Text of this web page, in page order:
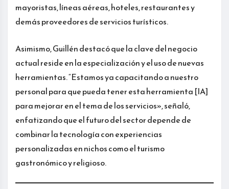
mayoristas, líneas aéreas, hoteles, restaurantes y
demás proveedores de servicios turísticos.
Asimismo, Guillén destacó que la clave del negocio
actual reside en la especialización y el uso de nuevas
herramientas. “Estamos ya capacitando a nuestro
personal para que pueda tener esta herramienta [IA]
para mejorar en el tema de los servicios», señaló,
enfatizando que el futuro del sector depende de
combinar la tecnología con experiencias
personalizadas en nichos como el turismo
gastronómico y religioso.